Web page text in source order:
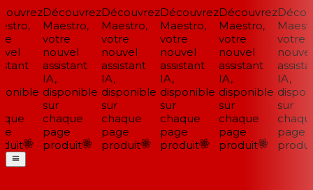
Découvrez
Maestro,
votre
nouvel
assistant
IA,
disponible
sur
chaque
page
produit
Découvrez
Maestro,
votre
nouvel
assistant
IA,
disponible
sur
chaque
page
produit
Découvrez
Maestro,
votre
nouvel
assistant
IA,
disponible
sur
chaque
page
produit
Découvrez
Maestro,
votre
nouvel
assistant
IA,
disponible
sur
chaque
page
produit
votre
nouvel
IA,
sur
chaque
page
produit